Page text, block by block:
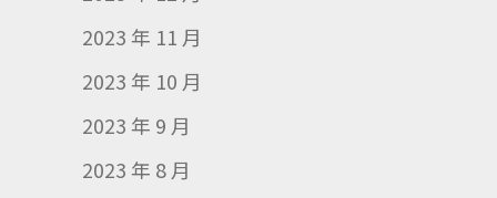
2023 年 11 月
2023 年 10 月
2023 年 9 月
2023 年 8 月